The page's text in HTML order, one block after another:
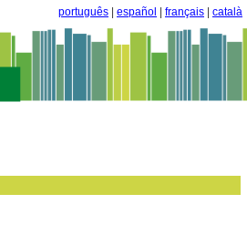
português español français català